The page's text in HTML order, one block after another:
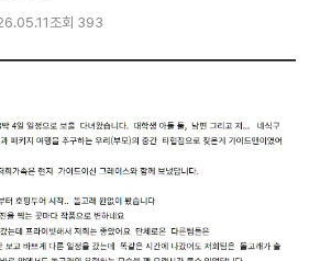
조회 393